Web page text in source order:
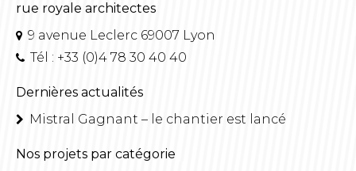
rue royale architectes
9 avenue Leclerc 69007 Lyon
Tél : +33 (0)4 78 30 40 40
Dernières actualités
Mistral Gagnant – le chantier est lancé
Nos projets par catégorie